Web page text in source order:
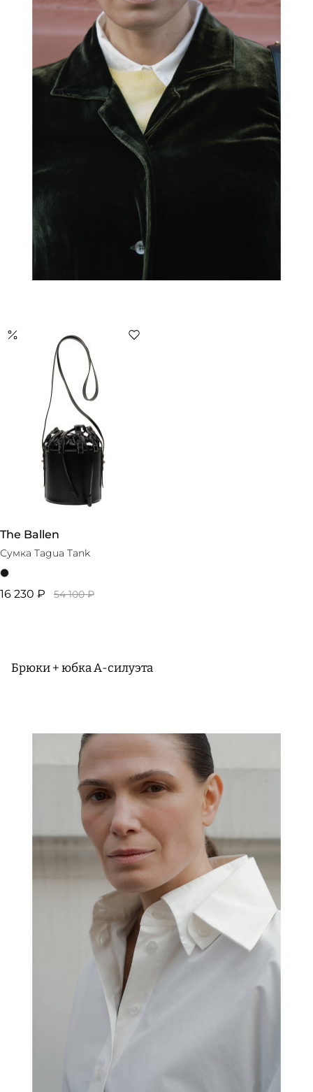
The Ballen
Сумка Tagua Tank
16 230 ₽ 54 100 ₽
Брюки + юбка А-силуэта